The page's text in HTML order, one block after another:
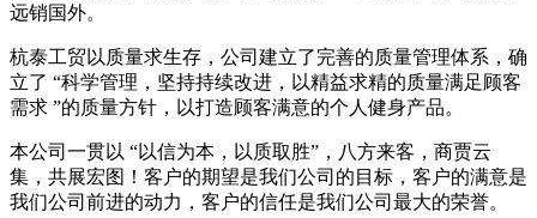
远销国外。
杭泰工贸以质量求生存，公司建立了完善的质量管理体系，确
立了 “科学管理，坚持持续改进，以精益求精的质量满足顾客
需求 ”的质量方针，以打造顾客满意的个人健身产品。
本公司一贯以 “以信为本，以质取胜”，八方来客，商贾云
集，共展宏图！客户的期望是我们公司的目标，客户的满意是
我们公司前进的动力，客户的信任是我们公司最大的荣誉。